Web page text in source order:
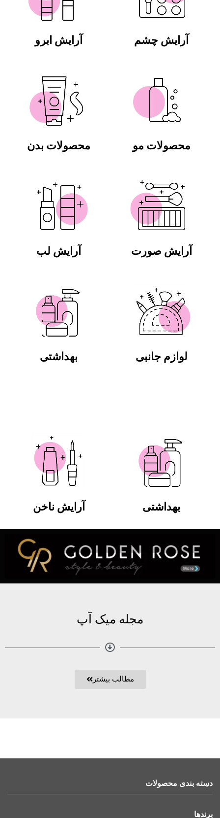
آرایش چشم
محصولات مو
آرایش ابرو
محصولات بدن
آرایش صورت
لوازم جانبی
آرایش لب
بهداشتی
بهداشتی آرایش ناخن
مجله میک آپ
مطالب بیشتر
دسته بندی محصولات
برندها